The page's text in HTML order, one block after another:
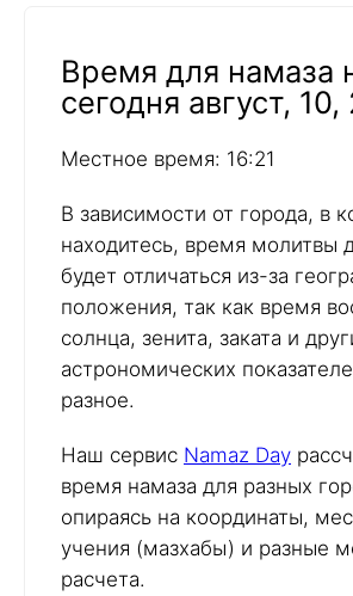
Время для намаза
сегодня август,
Местное время: 16:21
В зависимости от города, в
находитесь, время молитвы
будет отличаться из-за
положения, так как время
солнца, зенита, заката и
астрономических
разное.
Наш сервис Namaz Day
время намаза для разных
опираясь на координаты,
учения (мазхабы) и разные
расчета.